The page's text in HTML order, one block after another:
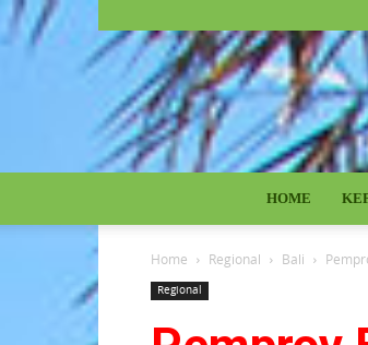
HOME
Home Regional Bali
Regional